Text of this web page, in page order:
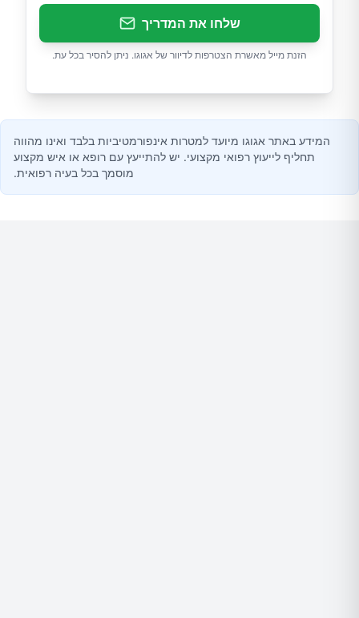
שלחו את המדריך
הזנת מייל מאשרת הצטרפות לדיוור של אגוגו. ניתן להסיר בכל עת.
המידע באתר אגוגו מיועד למטרות אינפורמטיביות בלבד ואינו מהווה
תחליף לייעוץ רפואי מקצועי. יש להתייעץ עם רופא או איש מקצוע
מוסמך בכל בעיה רפואית.